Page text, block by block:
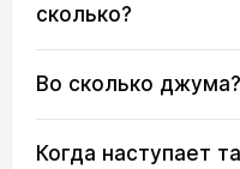
19, Ср 02:56 05:04
20, Чт 02:59 05:06
сколько?
Во сколько джума?
Когда наступает